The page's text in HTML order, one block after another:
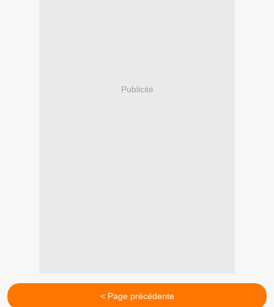
Publicité
< Page précédente